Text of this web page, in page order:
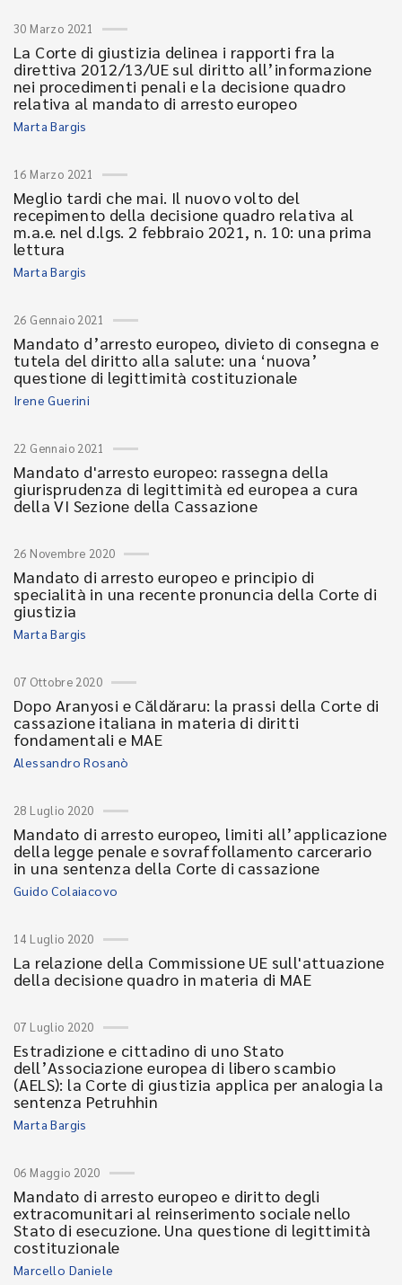
30 Marzo 2021
La Corte di giustizia delinea i rapporti fra la
direttiva 2012/13/UE sul diritto all’informazione
nei procedimenti penali e la decisione quadro
relativa al mandato di arresto europeo
Marta Bargis
16 Marzo 2021
Meglio tardi che mai. Il nuovo volto del
recepimento della decisione quadro relativa al
m.a.e. nel d.lgs. 2 febbraio 2021, n. 10: una prima
lettura
Marta Bargis
26 Gennaio 2021
Mandato d’arresto europeo, divieto di consegna e
tutela del diritto alla salute: una ‘nuova’
questione di legittimità costituzionale
Irene Guerini
22 Gennaio 2021
Mandato d'arresto europeo: rassegna della
giurisprudenza di legittimità ed europea a cura
della VI Sezione della Cassazione
26 Novembre 2020
Mandato di arresto europeo e principio di
specialità in una recente pronuncia della Corte di
giustizia
Marta Bargis
07 Ottobre 2020
Dopo Aranyosi e Căldăraru: la prassi della Corte di
cassazione italiana in materia di diritti
fondamentali e MAE
Alessandro Rosanò
28 Luglio 2020
Mandato di arresto europeo, limiti all’applicazione
della legge penale e sovraffollamento carcerario
in una sentenza della Corte di cassazione
Guido Colaiacovo
14 Luglio 2020
La relazione della Commissione UE sull'attuazione
della decisione quadro in materia di MAE
07 Luglio 2020
Estradizione e cittadino di uno Stato
dell’Associazione europea di libero scambio
(AELS): la Corte di giustizia applica per analogia la
sentenza Petruhhin
Marta Bargis
06 Maggio 2020
Mandato di arresto europeo e diritto degli
extracomunitari al reinserimento sociale nello
Stato di esecuzione. Una questione di legittimità
costituzionale
Marcello Daniele